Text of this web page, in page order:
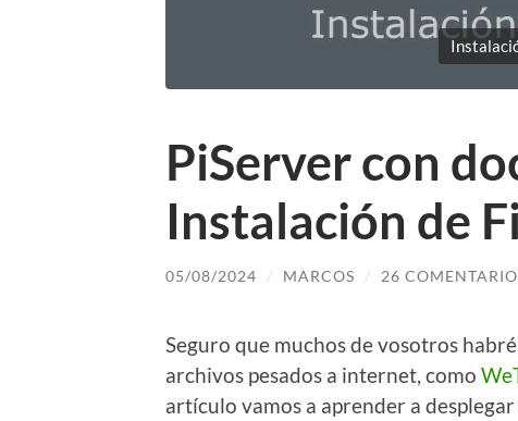
PiServer con
Instalación de
05/08/2024 / MARCOS / 26
Seguro que muchos de vosotros
archivos pesados a internet, como
artículo vamos a aprender a